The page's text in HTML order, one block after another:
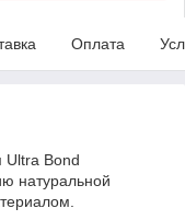
Оплата
Ultra Bond
натуральной